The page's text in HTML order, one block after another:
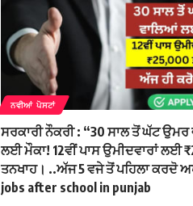
ਨਵੀਆਂ ਪੋਸਟਾਂ
ਸਰਕਾਰੀ ਨੌਕਰੀ : “30 ਸਾਲ ਤੋਂ ਘੱਟ
ਲਈ ਮੌਕਾ! 12ਵੀਂ ਪਾਸ ਉਮੀਦਵਾਰਾਂ ਲਈ
ਤਨਖਾਹ। ..ਅੱਜ 5 ਵਜੇ ਤੋਂ ਪਹਿਲਾ ਕਰਦੋ
jobs after school in punjab